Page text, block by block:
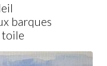
barques
toile